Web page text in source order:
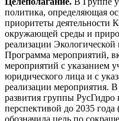
политика, определяющая
приоритеты деятельности
окружающей среды и
реализации Экологической
Программа мероприятий,
мероприятий с указанием
юридического лица и с
реализации мероприятия.
развития группы РусГидро
перспективой до 2035